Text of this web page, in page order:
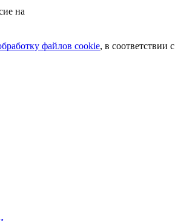
на
файлов сookie, в соответствии с